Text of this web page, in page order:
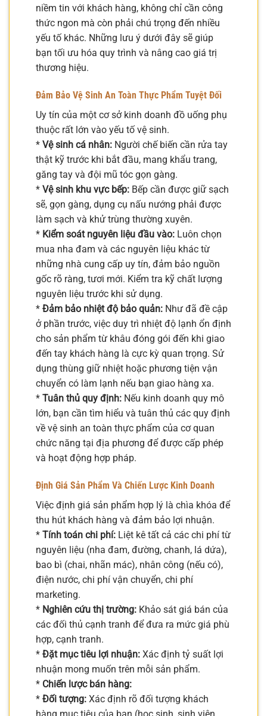
niềm tin với khách hàng, không chỉ cần công
thức ngon mà còn phải chú trọng đến nhiều
yếu tố khác. Những lưu ý dưới đây sẽ giúp
bạn tối ưu hóa quy trình và nâng cao giá trị
thương hiệu.
Đảm Bảo Vệ Sinh An Toàn Thực Phẩm Tuyệt Đối
Uy tín của một cơ sở kinh doanh đồ uống phụ
thuộc rất lớn vào yếu tố vệ sinh.
* Vệ sinh cá nhân: Người chế biến cần rửa tay
thật kỹ trước khi bắt đầu, mang khẩu trang,
găng tay và đội mũ tóc gọn gàng.
* Vệ sinh khu vực bếp: Bếp cần được giữ sạch
sẽ, gọn gàng, dụng cụ nấu nướng phải được
làm sạch và khử trùng thường xuyên.
* Kiểm soát nguyên liệu đầu vào: Luôn chọn
mua nha đam và các nguyên liệu khác từ
những nhà cung cấp uy tín, đảm bảo nguồn
gốc rõ ràng, tươi mới. Kiểm tra kỹ chất lượng
nguyên liệu trước khi sử dụng.
* Đảm bảo nhiệt độ bảo quản: Như đã đề cập
ở phần trước, việc duy trì nhiệt độ lạnh ổn định
cho sản phẩm từ khâu đóng gói đến khi giao
đến tay khách hàng là cực kỳ quan trọng. Sử
dụng thùng giữ nhiệt hoặc phương tiện vận
chuyển có làm lạnh nếu bạn giao hàng xa.
* Tuân thủ quy định: Nếu kinh doanh quy mô
lớn, bạn cần tìm hiểu và tuân thủ các quy định
về vệ sinh an toàn thực phẩm của cơ quan
chức năng tại địa phương để được cấp phép
và hoạt động hợp pháp.
Định Giá Sản Phẩm Và Chiến Lược Kinh Doanh
Việc định giá sản phẩm hợp lý là chìa khóa để
thu hút khách hàng và đảm bảo lợi nhuận.
* Tính toán chi phí: Liệt kê tất cả các chi phí từ
nguyên liệu (nha đam, đường, chanh, lá dứa),
bao bì (chai, nhãn mác), nhân công (nếu có),
điện nước, chi phí vận chuyển, chi phí
marketing.
* Nghiên cứu thị trường: Khảo sát giá bán của
các đối thủ cạnh tranh để đưa ra mức giá phù
hợp, cạnh tranh.
* Đặt mục tiêu lợi nhuận: Xác định tỷ suất lợi
nhuận mong muốn trên mỗi sản phẩm.
* Chiến lược bán hàng:
* Đối tượng: Xác định rõ đối tượng khách